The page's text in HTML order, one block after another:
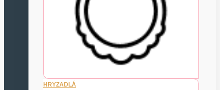
HRYZADLÁ